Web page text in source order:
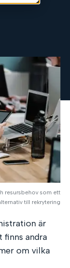
resursbehov som ett
till rekrytering
är
finns andra
om vilka